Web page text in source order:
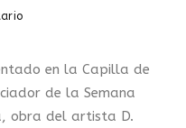
en la Capilla de
de la Semana
obra del artista D.